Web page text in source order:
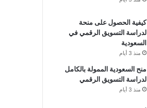
كيفية الحصول على منحة
لدراسة التسويق الرقمي في
السعودية
منذ 3 أيام
منح السعودية الممولة بالكامل
لدراسة التسويق الرقمي
منذ 3 أيام